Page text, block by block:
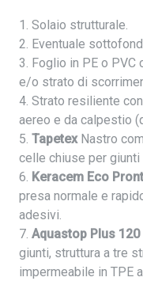
1. Solaio strutturale.
2. Eventuale
3. Foglio in PE o PVC
e/o strato di
4. Strato resiliente
aereo e da calpestio
5. TapetexNastro
celle chiuse per
6. Keracem Eco
presa normale e
adesivi.
7. Aquastop Plus 120
giunti, struttura a tre
impermeabile in TPE